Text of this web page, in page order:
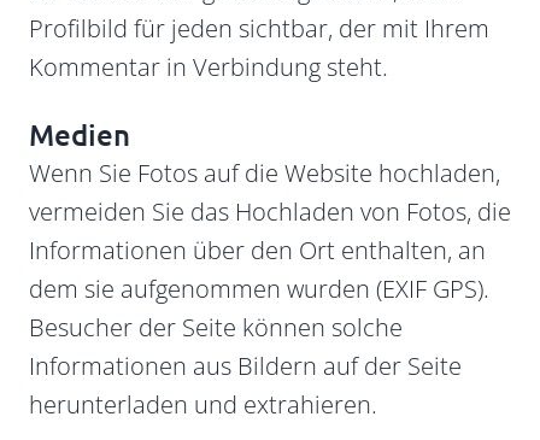
Profilbild für jeden sichtbar, der mit Ihrem
Kommentar in Verbindung steht.
Medien
Wenn Sie Fotos auf die Website hochladen,
vermeiden Sie das Hochladen von Fotos, die
Informationen über den Ort enthalten, an
dem sie aufgenommen wurden (EXIF GPS).
Besucher der Seite können solche
Informationen aus Bildern auf der Seite
herunterladen und extrahieren.